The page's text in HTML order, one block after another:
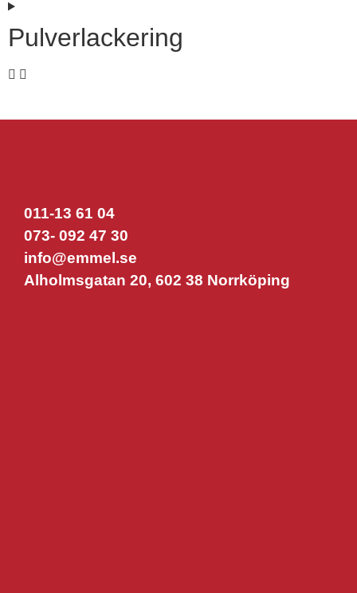
Pulverlackering
011-13 61 04
073- 092 47 30
info@emmel.se
Alholmsgatan 20, 602 38 Norrköping